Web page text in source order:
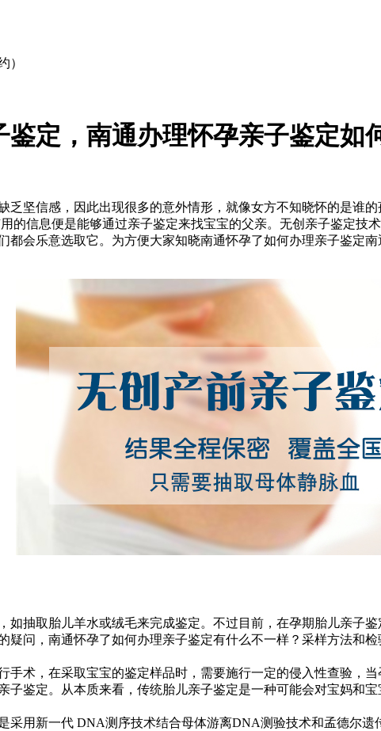
）
定，南通办理怀孕亲子鉴定如
乏坚信感，因此出现很多的意外情形，就像女方不知晓怀的是谁
的信息便是能够通过亲子鉴定来找宝宝的父亲。无创亲子鉴定技
都会乐意选取它。为方便大家知晓南通怀孕了如何办理亲子鉴定
如抽取胎儿羊水或绒毛来完成鉴定。不过目前，在孕期胎儿亲子
问，南通怀孕了如何办理亲子鉴定有什么不一样？采样方法和
手术，在采取宝宝的鉴定样品时，需要施行一定的侵入性查验，
子鉴定。从本质来看，传统胎儿亲子鉴定是一种可能会对宝妈和
采用新一代 DNA测序技术结合母体游离DNA测验技术和孟德尔